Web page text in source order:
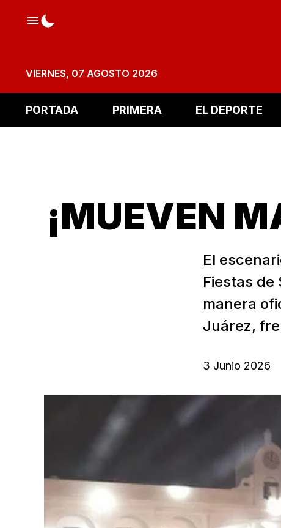
VIERNES, 07 AGOSTO 2026
PORTADA PRIMERA EL DEPORTE
¡MUEVEN
El
Fiestas de
manera
Juárez,
3 Junio 2026